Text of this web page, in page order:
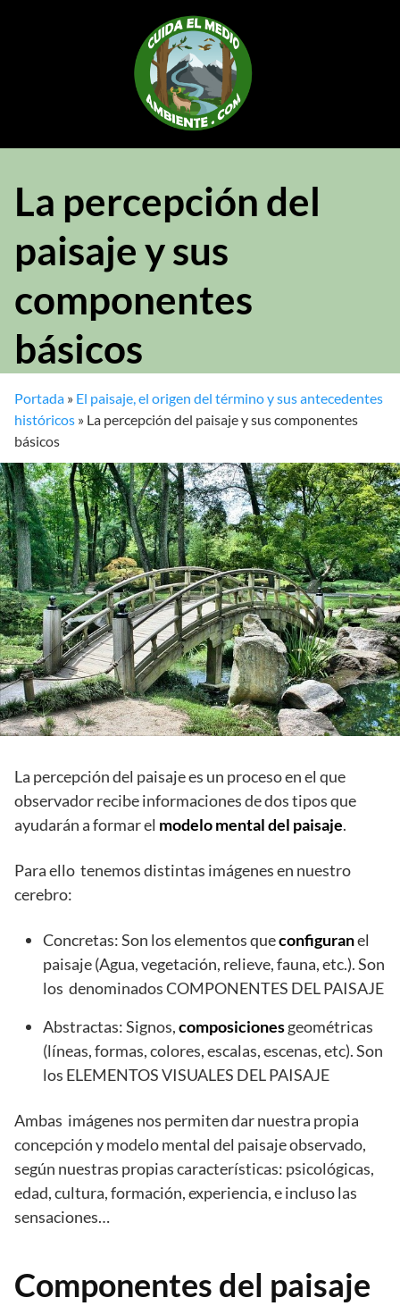
La percepción del
paisaje y sus
componentes
básicos
Portada » El paisaje, el origen del término y sus antecedentes
históricos » La percepción del paisaje y sus componentes
básicos
La percepción del paisaje es un proceso en el que
observador recibe informaciones de dos tipos que
ayudarán a formar el modelo mental del paisaje.
Para ello tenemos distintas imágenes en nuestro
cerebro:
Concretas: Son los elementos queconfiguranel
paisaje (Agua, vegetación, relieve, fauna, etc.). Son
los denominados COMPONENTES DEL PAISAJE
Abstractas: Signos,composicionesgeométricas
(líneas, formas, colores, escalas, escenas, etc). Son
los ELEMENTOS VISUALES DEL PAISAJE
Ambas imágenes nos permiten dar nuestra propia
concepción y modelo mental del paisaje observado,
según nuestras propias características: psicológicas,
edad, cultura, formación, experiencia, e incluso las
sensaciones…
Componentes del paisaje